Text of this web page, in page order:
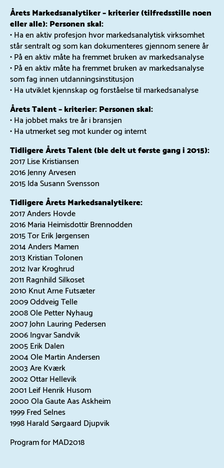
Årets Markedsanalytiker – kriterier (tilfredsstille noen
eller alle): Personen skal:
• Ha en aktiv profesjon hvor markedsanalytisk virksomhet
står sentralt og som kan dokumenteres gjennom senere år
• På en aktiv måte ha fremmet bruken av markedsanalyse
• På en aktiv måte ha fremmet bruken av markedsanalyse
som fag innen utdanningsinstitusjon
• Ha utviklet kjennskap og forståelse til markedsanalyse
Årets Talent – kriterier: Personen skal:
• Ha jobbet maks tre år i bransjen
• Ha utmerket seg mot kunder og internt
Tidligere Årets Talent (ble delt ut første gang i 2015):
2017 Lise Kristiansen
2016 Jenny Arvesen
2015 Ida Susann Svensson
Tidligere Årets Markedsanalytikere:
2017 Anders Hovde
2016 Maria Heimisdottir Brennodden
2015 Tor Erik Jørgensen
2014 Anders Mamen
2013 Kristian Tolonen
2012 Ivar Kroghrud
2011 Ragnhild Silkoset
2010 Knut Arne Futsæter
2009 Oddveig Telle
2008 Ole Petter Nyhaug
2007 John Lauring Pedersen
2006 Ingvar Sandvik
2005 Erik Dalen
2004 Ole Martin Andersen
2003 Are Kværk
2002 Ottar Hellevik
2001 Leif Henrik Husom
2000 Ola Gaute Aas Askheim
1999 Fred Selnes
1998 Harald Sørgaard Djupvik
Program for MAD2018